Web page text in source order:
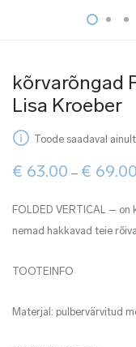
kõrvarõngad
Lisa Kroeber
Toode saadaval
€ 63.00 – € 69.00
FOLDED VERTICAL –
nemad hakkavad teie
TOOTEINFO
Materjal: pulbervärvitud